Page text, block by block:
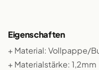
Eigenschaften
+ Material: Vollpappe/
+ Materialstärke: 1,2mm